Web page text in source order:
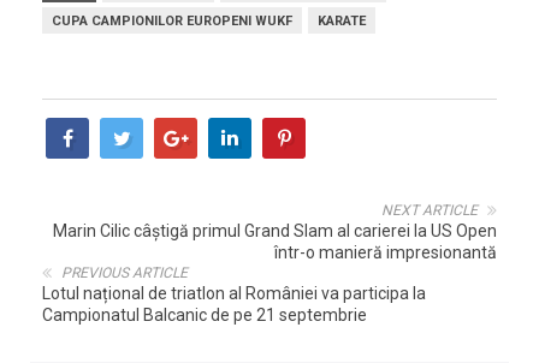
CUPA CAMPIONILOR EUROPENI WUKF
KARATE
NEXT ARTICLE
Marin Cilic câștigă primul Grand Slam al carierei la US Open
într-o manieră impresionantă
PREVIOUS ARTICLE
Lotul național de triatlon al României va participa la
Campionatul Balcanic de pe 21 septembrie